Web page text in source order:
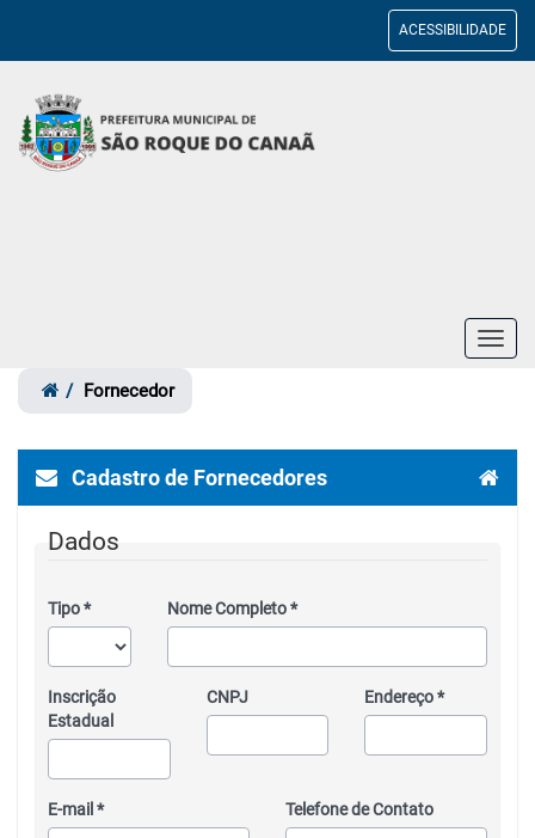
ACESSIBILIDADE
Fornecedor
Cadastro de Fornecedores
Dados
Tipo * Nome Completo *
Inscrição
Estadual
CNPJ Endereço *
E-mail * Telefone de Contato